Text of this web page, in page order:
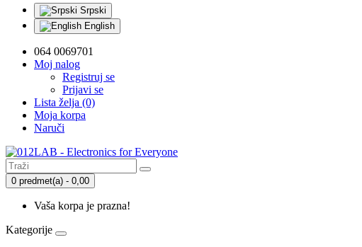
Srpski
English
064 0069701
Moj nalog
Registruj se
Prijavi se
Lista želja (0)
Moja korpa
Naruči
0 predmet(a) - 0,00
Vaša korpa je prazna!
Kategorije